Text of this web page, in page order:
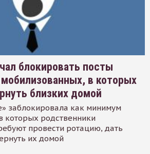
блокировать посты
в которых
близких домой
заблокировала как минимум
которых родственники
провести ротацию, дать
их домой